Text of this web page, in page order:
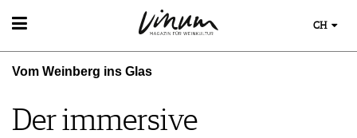
WEIN
WEINSUCHE
WINETRADECLUB
WEINREGIONEN
WEINLEXIKON
CH
Vom Weinberg ins Glas
Der immersive